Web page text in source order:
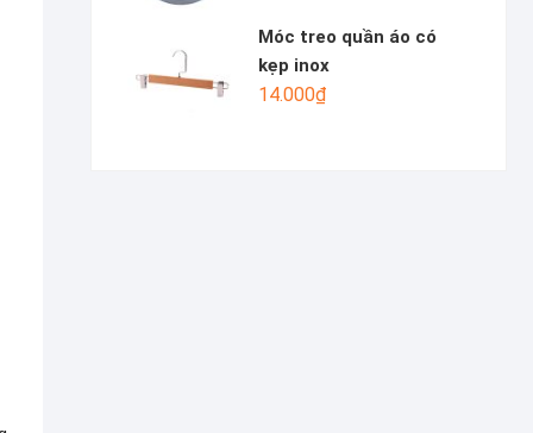
Móc treo quần áo có
kẹp inox
14.000₫